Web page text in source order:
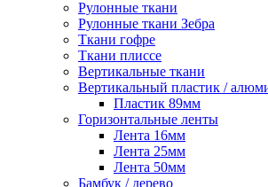
Рулонные ткани
Рулонные ткани Зебра
Ткани гофре
Ткани плиссе
Вертикальные ткани
Вертикальный пластик /
Пластик 89мм
Горизонтальные ленты
Лента 16мм
Лента 25мм
Лента 50мм
Бамбук / дерево